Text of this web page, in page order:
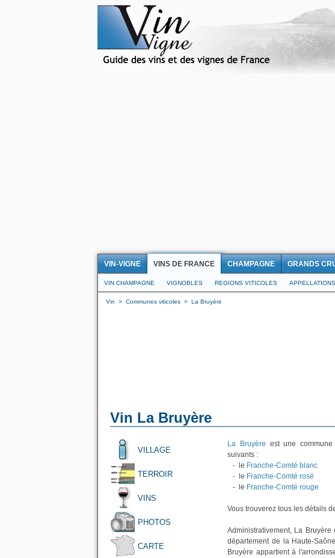
VIN-VIGNE VINS DE FRANCE CHAMPAGNE GRANDS
VIN CHAMPAGNE VIGNOBLES REGIONS VITICOLES APPELLATIONS
Vin > Communes viticoles > La Bruyère
Vin La Bruyère
VILLAGE
TERROIR
VINS
PHOTOS
CARTE
La Bruyère est une
suivants :
- le Franche-Comté blanc
- le Franche-Comté rosé
- le Franche-Comté rouge
Vous trouverez tous les détails
Administrativement, La
département de la Haute-
Bruyère appartient à